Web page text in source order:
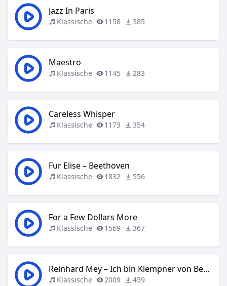
Jazz In Paris
Klassische 1158 385
Maestro
Klassische 1145 283
Careless Whisper
Klassische 1173 354
Fur Elise – Beethoven
Klassische 1832 556
For a Few Dollars More
Klassische 1569 367
Reinhard Mey – Ich bin Klempner von Beruf
Klassische 2009 459